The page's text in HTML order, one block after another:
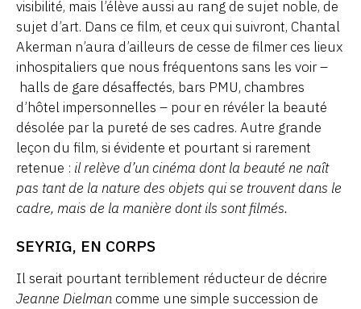
visibilité, mais l’élève aussi au rang de sujet noble, de
sujet d’art. Dans ce film, et ceux qui suivront, Chantal
Akerman n’aura d’ailleurs de cesse de filmer ces lieux
inhospitaliers que nous fréquentons sans les voir –
halls de gare désaffectés, bars PMU, chambres
d’hôtel impersonnelles – pour en révéler la beauté
désolée par la pureté de ses cadres. Autre grande
leçon du film, si évidente et pourtant si rarement
retenue : il relève d’un cinéma dont la beauté ne naît
pas tant de la nature des objets qui se trouvent dans le
cadre, mais de la manière dont ils sont filmés.
SEYRIG, EN CORPS
Il serait pourtant terriblement réducteur de décrire
Jeanne Dielman comme une simple succession de